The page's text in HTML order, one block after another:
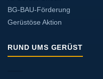
BG-BAU-Förderung
Gerüstöse Aktion
RUND UMS GERÜST